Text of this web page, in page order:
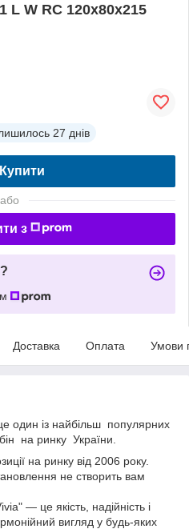
L W RC 120x80x215
27 днів
Купити
або
з
Доставка Оплата Умови
один із найбільш популярних
на ринку України.
на ринку від 2006 року.
не створить вам
— це якість, надійність і
вигляд у будь-яких